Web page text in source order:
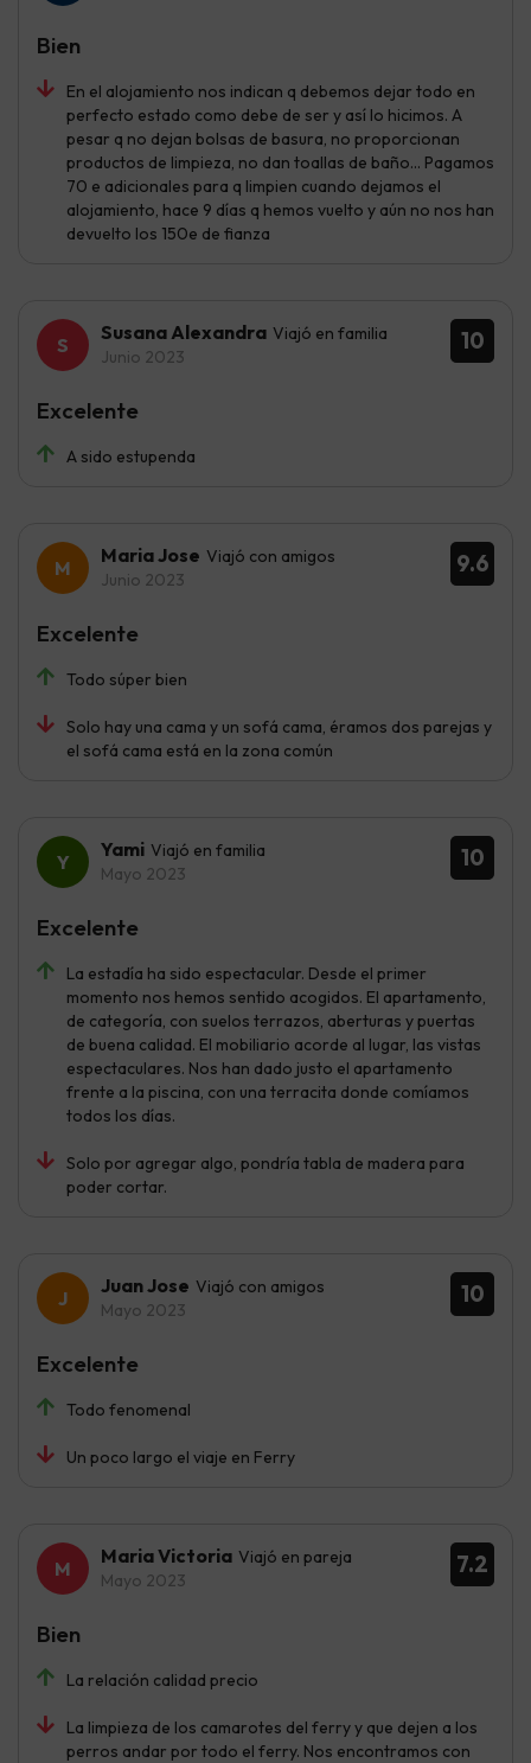
En el alojamiento nos indican q debemos dejar todo en
perfecto estado como debe de ser y así lo hicimos. A
pesar q no dejan bolsas de basura, no proporcionan
productos de limpieza, no dan toallas de baño... Pagamos
70 e adicionales para q limpien cuando dejamos el
alojamiento, hace 9 días q hemos vuelto y aún no nos han
devuelto los 150e de fianza
Bien
10
Susana Alexandra Viajó en familia
Junio 2023
A sido estupenda
Excelente
9.6
Maria Jose Viajó con amigos
Junio 2023
Todo súper bien
Solo hay una cama y un sofá cama, éramos dos parejas y
el sofá cama está en la zona común
Excelente
10
Yami Viajó en familia
Mayo 2023
La estadía ha sido espectacular. Desde el primer
momento nos hemos sentido acogidos. El apartamento,
de categoría, con suelos terrazos, aberturas y puertas
de buena calidad. El mobiliario acorde al lugar, las vistas
espectaculares. Nos han dado justo el apartamento
frente a la piscina, con una terracita donde comíamos
todos los días.
Solo por agregar algo, pondría tabla de madera para
poder cortar.
Excelente
10
Juan Jose Viajó con amigos
Mayo 2023
Todo fenomenal
Un poco largo el viaje en Ferry
Excelente
7.2
Maria Victoria Viajó en pareja
Mayo 2023
La relación calidad precio
La limpieza de los camarotes del ferry y que dejen a los
perros andar por todo el ferry. Nos encontramos con
Bien